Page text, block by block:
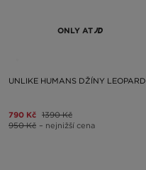
ONLY AT
UNLIKE HUMANS DŽÍNY LEOPARD
790 Kč 1390 Kč
950 Kč – nejnižší cena